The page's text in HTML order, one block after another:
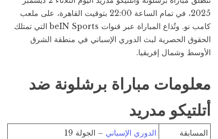
2025، في تمام الساعة 22:00 بتوقيت القاهرة، على ملعب
كامب نو. وتُذاع المباراة عبر قنوات beIN Sports التي تمتلك
الحقوق الحصرية لبث الدوري الإسباني في منطقة الشرق
الأوسط وشمال إفريقيا.
معلومات مباراة برشلونة ضد
أتلتيكو مدريد
المسابقة الدوري الإسباني – الجولة 19